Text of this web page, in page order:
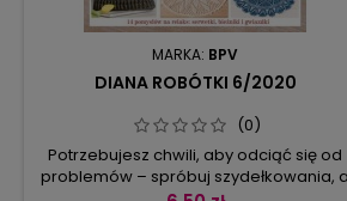
MARKA: BPV
DIANA ROBÓTKI 6/2020
(0)
Potrzebujesz chwili, aby odciąć się od
problemów – spróbuj szydełkowania, a